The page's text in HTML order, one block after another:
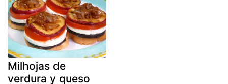
Milhojas de
verdura y queso